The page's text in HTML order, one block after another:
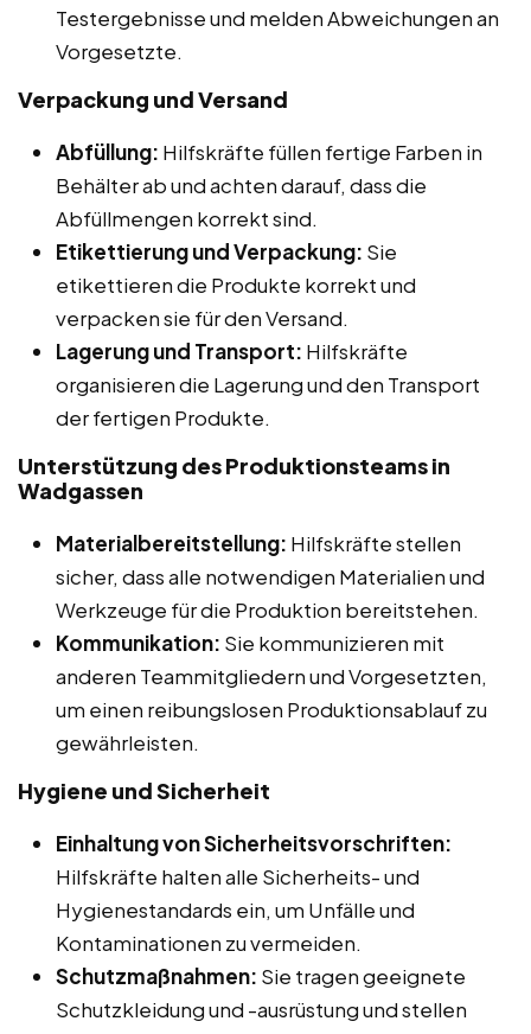
Testergebnisse und melden Abweichungen an
Vorgesetzte.
Verpackung und Versand
Abfüllung: Hilfskräfte füllen fertige Farben in
Behälter ab und achten darauf, dass die
Abfüllmengen korrekt sind.
Etikettierung und Verpackung: Sie
etikettieren die Produkte korrekt und
verpacken sie für den Versand.
Lagerung und Transport: Hilfskräfte
organisieren die Lagerung und den Transport
der fertigen Produkte.
Unterstützung des Produktionsteams in
Wadgassen
Materialbereitstellung: Hilfskräfte stellen
sicher, dass alle notwendigen Materialien und
Werkzeuge für die Produktion bereitstehen.
Kommunikation: Sie kommunizieren mit
anderen Teammitgliedern und Vorgesetzten,
um einen reibungslosen Produktionsablauf zu
gewährleisten.
Hygiene und Sicherheit
Einhaltung von Sicherheitsvorschriften:
Hilfskräfte halten alle Sicherheits- und
Hygienestandards ein, um Unfälle und
Kontaminationen zu vermeiden.
Schutzmaßnahmen: Sie tragen geeignete
Schutzkleidung und -ausrüstung und stellen